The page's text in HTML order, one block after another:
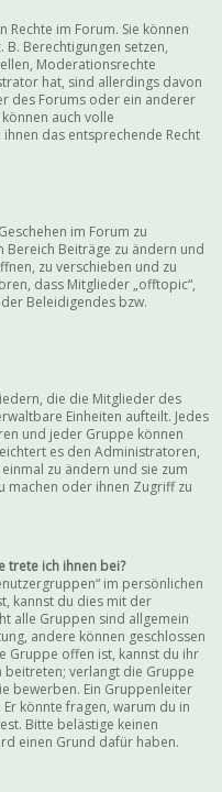
im Forum. Sie können
Berechtigungen setzen,
Moderationsrechte
hat, sind allerdings davon
des Forums oder ein anderer
auch volle
das entsprechende Recht
im Forum zu
Bereich Beiträge zu ändern und
zu verschieben und zu
dass Mitglieder „offtopic“,
Beleidigendes bzw.
die die Mitglieder des
Einheiten aufteilt. Jedes
und jeder Gruppe können
es den Administratoren,
zu ändern und sie zum
machen oder ihnen Zugriff zu
trete ich ihnen bei?
im persönlichen
kannst du dies mit der
alle Gruppen sind allgemein
andere können geschlossen
Gruppe offen ist, kannst du ihr
beitreten; verlangt die Gruppe
bewerben. Ein Gruppenleiter
könnte fragen, warum du in
Bitte belästige keinen
einen Grund dafür haben.